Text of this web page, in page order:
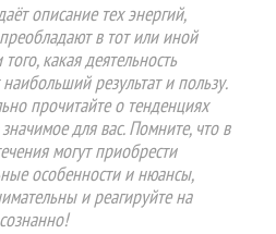
описание тех энергий,
в тот или иной
какая деятельность
результат и пользу.
прочитайте о тенденциях
для вас. Помните, что в
могут приобрести
особенности и нюансы,
и реагируйте на